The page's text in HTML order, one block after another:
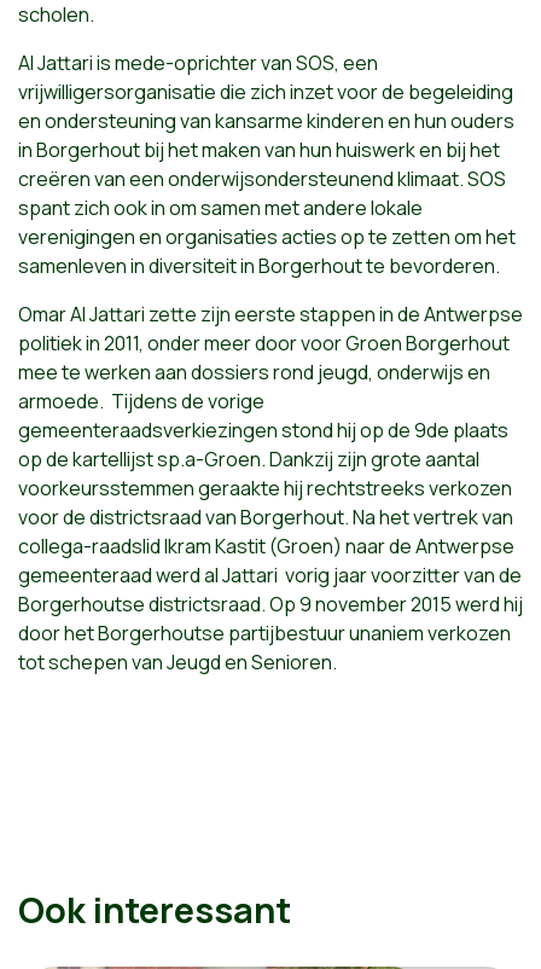
scholen.
Al Jattari is mede-oprichter van SOS, een
vrijwilligersorganisatie die zich inzet voor de begeleiding
en ondersteuning van kansarme kinderen en hun ouders
in Borgerhout bij het maken van hun huiswerk en bij het
creëren van een onderwijsondersteunend klimaat. SOS
spant zich ook in om samen met andere lokale
verenigingen en organisaties acties op te zetten om het
samenleven in diversiteit in Borgerhout te bevorderen.
Omar Al Jattari zette zijn eerste stappen in de Antwerpse
politiek in 2011, onder meer door voor Groen Borgerhout
mee te werken aan dossiers rond jeugd, onderwijs en
armoede. Tijdens de vorige
gemeenteraadsverkiezingen stond hij op de 9de plaats
op de kartellijst sp.a-Groen. Dankzij zijn grote aantal
voorkeursstemmen geraakte hij rechtstreeks verkozen
voor de districtsraad van Borgerhout. Na het vertrek van
collega-raadslid Ikram Kastit (Groen) naar de Antwerpse
gemeenteraad werd al Jattari vorig jaar voorzitter van de
Borgerhoutse districtsraad. Op 9 november 2015 werd hij
door het Borgerhoutse partijbestuur unaniem verkozen
tot schepen van Jeugd en Senioren.
Ook interessant